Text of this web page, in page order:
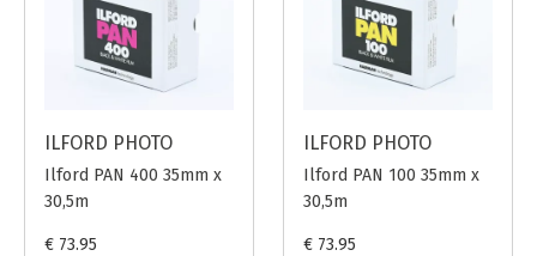
ILFORD PHOTO
Ilford PAN 400 35mm x
30,5m
€ 73.95
ILFORD PHOTO
Ilford PAN 100 35mm x
30,5m
€ 73.95